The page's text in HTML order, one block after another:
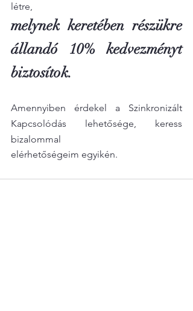
létre,
melynek keretében részükre
állandó 10% kedvezményt
biztosítok.
Amennyiben érdekel a Szinkronizált
Kapcsolódás lehetősége, keress
bizalommal
elérhetőségeim egyikén.